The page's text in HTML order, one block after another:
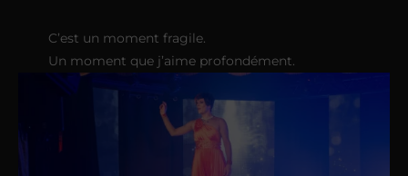
C’est un moment fragile.
Un moment que j’aime profondément.